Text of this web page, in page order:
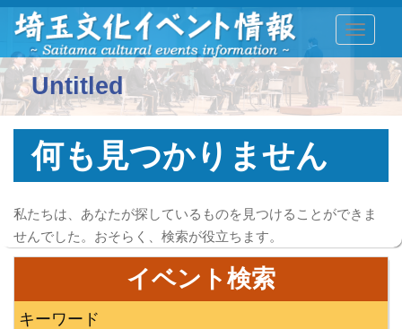
Untitled
何も見つかりません
私たちは、あなたが探しているものを見つけることができま
せんでした。おそらく、検索が役立ちます。
イベント検索
キーワード